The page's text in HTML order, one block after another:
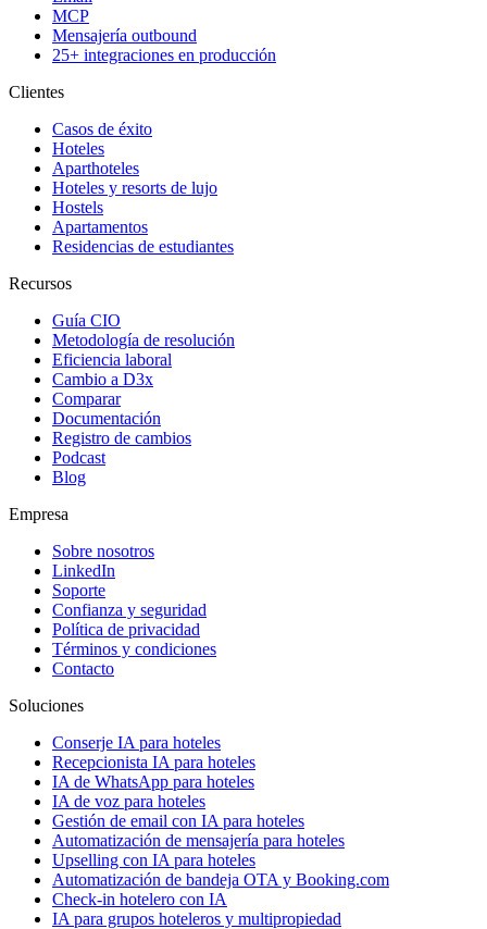
MCP
Mensajería outbound
25+ integraciones en producción
Clientes
Casos de éxito
Hoteles
Aparthoteles
Hoteles y resorts de lujo
Hostels
Apartamentos
Residencias de estudiantes
Recursos
Guía CIO
Metodología de resolución
Eficiencia laboral
Cambio a D3x
Comparar
Documentación
Registro de cambios
Podcast
Blog
Empresa
Sobre nosotros
LinkedIn
Soporte
Confianza y seguridad
Política de privacidad
Términos y condiciones
Contacto
Soluciones
Conserje IA para hoteles
Recepcionista IA para hoteles
IA de WhatsApp para hoteles
IA de voz para hoteles
Gestión de email con IA para hoteles
Automatización de mensajería para hoteles
Upselling con IA para hoteles
Automatización de bandeja OTA y Booking.com
Check-in hotelero con IA
IA para grupos hoteleros y multipropiedad